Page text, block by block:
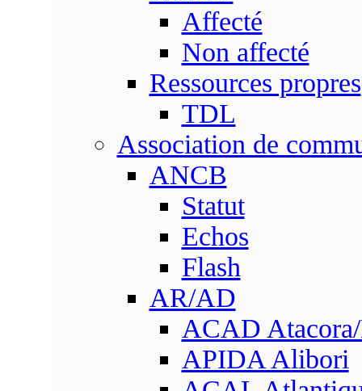
Affecté
Non affecté
Ressources propres
TDL
Association de
ANCB
Statut
Echos
Flash
AR/AD
ACAD
APIDA Alibori